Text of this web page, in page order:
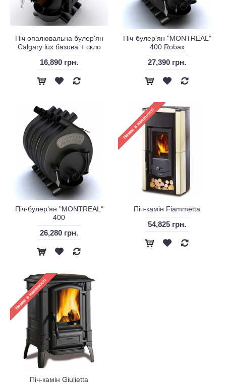
Піч опалювальна булер'ян
Calgary lux базова + скло
16,890 грн.
Піч-булер'ян "MONTREAL"
400 Robax
27,390 грн.
Піч-булер'ян "MONTREAL"
400
26,280 грн.
Піч-камін Fiammetta
54,825 грн.
Піч-камін Giulietta